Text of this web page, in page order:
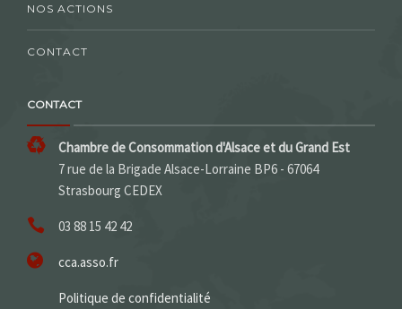
NOS ACTIONS
CONTACT
CONTACT
Chambre de Consommation d'Alsace et du Grand Est
7 rue de la Brigade Alsace-Lorraine BP6 - 67064
Strasbourg CEDEX
03 88 15 42 42
cca.asso.fr
Politique de confidentialité